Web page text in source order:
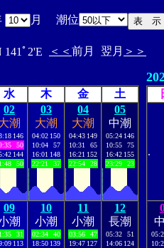
月 潮位
141ﾟ2'E ＜＜ 前月 翌月 ＞＞
水 木 金 土
02
潮
146
50
144
50
03
大潮
04:02 150
10:04
57
16:01 148
22:21
37
04
大潮
04:43 149
10:31
65
16:21 152
22:54
28
05
中潮
05:24 146
10:55
75
16:42 155
23:29
23
09
潮
31
113
10
小潮
02:34
40
18:50 139
11
小潮
03:56
47
19:47 127
12
長潮
05:32
51
14:06 124
.